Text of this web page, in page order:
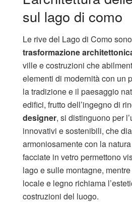
sul lago di como
Le rive del Lago di Como
trasformazione
ville e costruzioni che
elementi di modernità con un
la tradizione e il paesaggio
edifici, frutto dell’ingegno di
designer, si distinguono per
innovativi e sostenibili, che
armoniosamente con la
facciate in vetro permettono
lago e sulle montagne,
locale e legno richiama
costruzioni del luogo.